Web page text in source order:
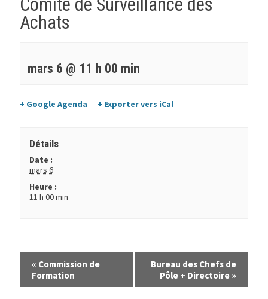
Comité de Surveillance des
Achats
mars 6 @ 11 h 00 min
+ Google Agenda + Exporter vers iCal
Détails
Date :
mars 6
Heure :
11 h 00 min
« Commission de
Formation
Bureau des Chefs de
Pôle + Directoire »